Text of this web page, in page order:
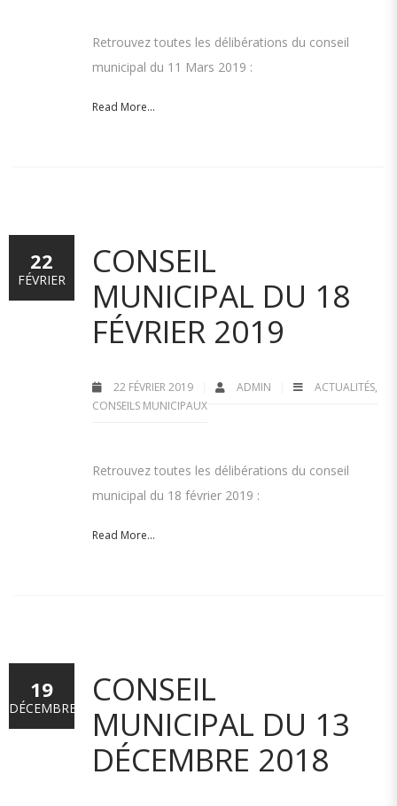
Retrouvez toutes les délibérations du conseil
municipal du 11 Mars 2019 :
Read More...
CONSEIL
MUNICIPAL DU 18
FÉVRIER 2019
22 FÉVRIER 2019 ADMIN ACTUALITÉS,
CONSEILS MUNICIPAUX
Retrouvez toutes les délibérations du conseil
municipal du 18 février 2019 :
Read More...
22
FÉVRIER
CONSEIL
MUNICIPAL DU 13
DÉCEMBRE 2018
19
DÉCEMBRE